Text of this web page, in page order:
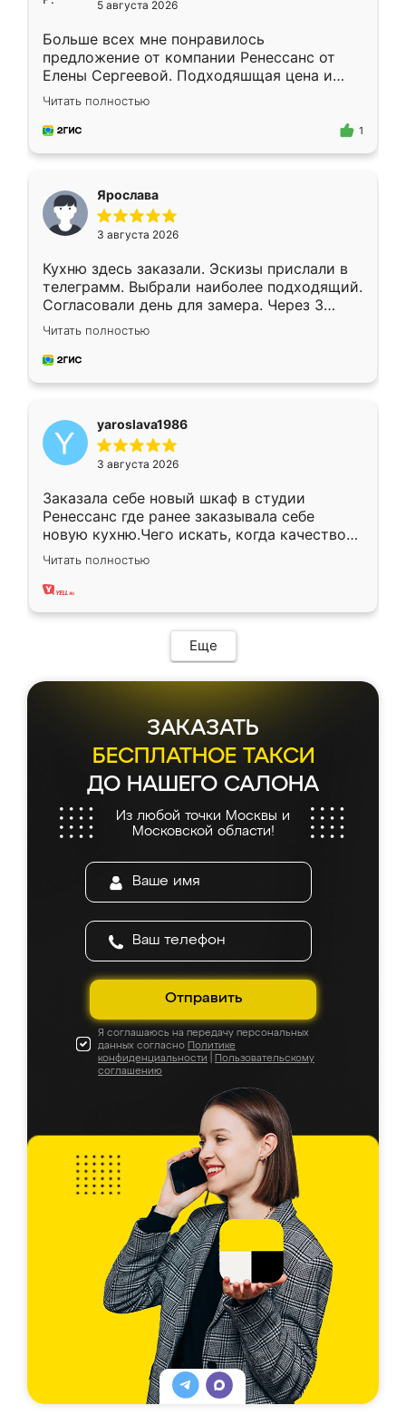
5 августа 2026
Больше всех мне понравилось
предложение от компании Ренессанс от
Елены Сергеевой. Подходяшщая цена и
короткие сроки изготовления. Приехавший
для замера сотрудник Владислав
предложил по моему эскизу самый
Читать полностью
1
Ярослава
3 августа 2026
Кухню здесь заказали. Эскизы прислали в
телеграмм. Выбрали наиболее подходящий.
Согласовали день для замера. Через 3
недели кухня была уже готова. Остались
довольны работой. Спасибо Ренессанс
мебель за качественную работу!
Читать полностью
yaroslava1986
3 августа 2026
Заказала себе новый шкаф в студии
Ренессанс где ранее заказывала себе
новую кухню.Чего искать, когда качеством
вполне довольна. Служит кухня уже почти
два года, нареканий нет.
Читать полностью
Еще
ЗАКАЗАТЬ
БЕСПЛАТНОЕ ТАКСИ
ДО НАШЕГО САЛОНА
Из любой точки Москвы и
Московской области!
Отправить
Я соглашаюсь на передачу персональных
данных согласно Политике
конфиденциальности
Пользовательскому
соглашению